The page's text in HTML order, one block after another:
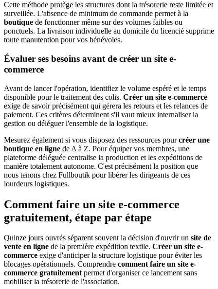
Cette méthode protège les structures dont la trésorerie reste limitée et
surveillée. L'absence de minimum de commande permet à la
boutique de fonctionner même sur des volumes faibles ou
ponctuels. La livraison individuelle au domicile du licencié supprime
toute manutention pour vos bénévoles.
Évaluer ses besoins avant de créer un site e-
commerce
Avant de lancer l'opération, identifiez le volume espéré et le temps
disponible pour le traitement des colis. Créer un site e-commerce
exige de savoir précisément qui gérera les retours et les relances de
paiement. Ces critères déterminent s'il vaut mieux internaliser la
gestion ou déléguer l'ensemble de la logistique.
Mesurez également si vous disposez des ressources pourcréer une
boutique en ligne de A à Z. Pour équiper vos membres, une
plateforme déléguée centralise la production et les expéditions de
manière totalement autonome. C'est précisément la position que
nous tenons chez Fullboutik pour libérer les dirigeants de ces
lourdeurs logistiques.
Comment faire un site e-commerce
gratuitement, étape par étape
Quinze jours ouvrés séparent souvent la décision d'ouvrir un site de
vente en ligne de la première expédition textile. Créer un site e-
commerce exige d'anticiper la structure logistique pour éviter les
blocages opérationnels. Comprendre comment faire un site e-
commerce gratuitementpermet d'organiser ce lancement sans
mobiliser la trésorerie de l'association.